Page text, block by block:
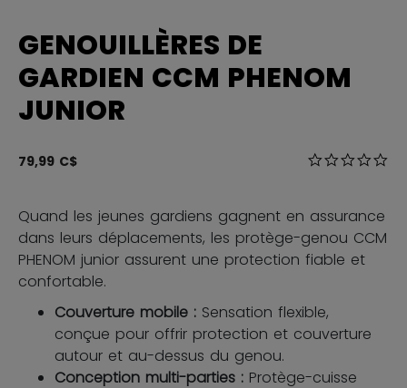
GENOUILLÈRES DE
GARDIEN CCM PHENOM
JUNIOR
79,99 C$ 3,4 sur 5
Quand les jeunes gardiens gagnent en assurance
dans leurs déplacements, les protège-genou CCM
PHENOM junior assurent une protection fiable et
confortable.
Couverture mobile : Sensation flexible,
conçue pour offrir protection et couverture
autour et au-dessus du genou.
Conception multi-parties : Protège-cuisse